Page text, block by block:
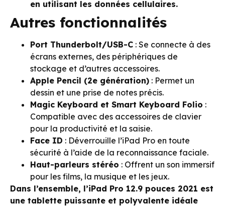
en utilisant les données cellulaires.
Autres fonctionnalités
Port Thunderbolt/USB-C : Se connecte à des
écrans externes, des périphériques de
stockage et d’autres accessoires.
Apple Pencil (2e génération) : Permet un
dessin et une prise de notes précis.
Magic Keyboard et Smart Keyboard Folio :
Compatible avec des accessoires de clavier
pour la productivité et la saisie.
Face ID : Déverrouille l’iPad Pro en toute
sécurité à l’aide de la reconnaissance faciale.
Haut-parleurs stéréo : Offrent un son immersif
pour les films, la musique et les jeux.
Dans l’ensemble, l’iPad Pro 12.9 pouces 2021 est
une tablette puissante et polyvalente idéale